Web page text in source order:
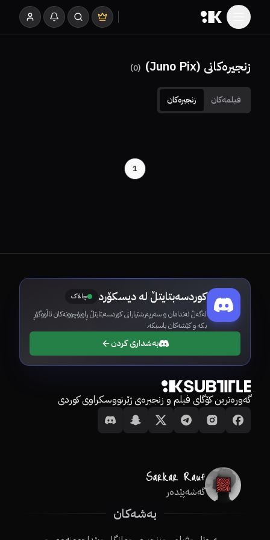
زنجیرەکانی (Juno Pix) (
0
)
فیلمەکان زنجیرەکان
1
کوردسەبتایتڵ لە دیسکۆرد چالاک
لەگەڵ ئەندامان و سەرپەرشتیارانی کوردسەبتایتڵ ڕاوبۆچوونەکان ئاڵووگۆڕ
بکە و کێشەکان باسبکە.
بەشداری کردن
گەورەترین کۆگای فیلم و زنجیرەی ژێرنووسکراوی کوردی
گەشەپێدەر
بەشەکان